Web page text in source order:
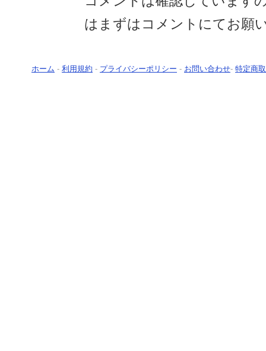
はまずはコメントにてお願
ホーム - 利用規約 - プライバシーポリシー - お問い合わせ- 特定商